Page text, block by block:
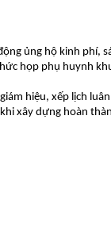
ủng hộ kinh phí,
họp phụ huynh
hiệu, xếp lịch
xây dựng hoàn